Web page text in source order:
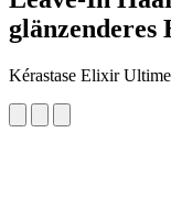
glänzenderes
Kérastase Elixir